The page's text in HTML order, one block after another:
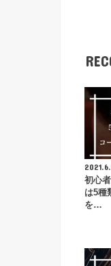
初心
は5種
を…